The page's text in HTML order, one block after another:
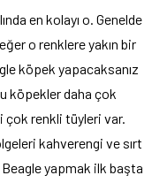
en kolayı o. Genelde
o renklere yakın bir
köpek yapacaksanız
köpekler daha çok
çok renkli tüyleri var.
kahverengi ve sırt
Beagle yapmak ilk başta